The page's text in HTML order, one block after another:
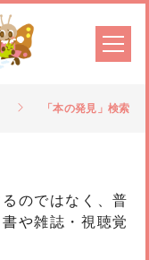
「本の発見」検索
のではなく、普
や雑誌・視聴覚